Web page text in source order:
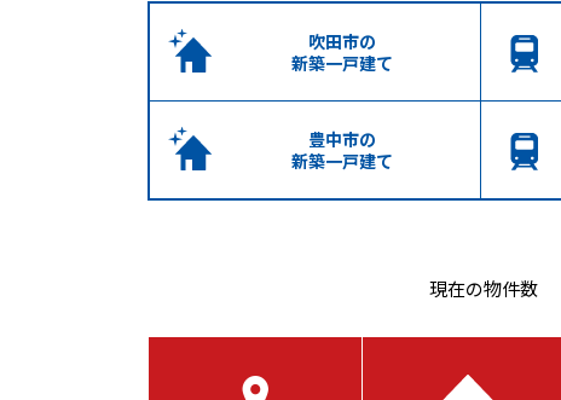
吹田市の
新築一戸建て
豊中市の
新築一戸建て
現在の物件数